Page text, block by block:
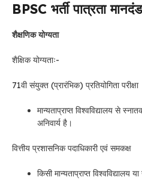
BPSC भर्तीपात्रता मानदंड
शैक्षणिक योग्यता
शैक्षिक योग्यताः-
71वी संयुक्त (प्रारंभिक) प्रतियोगिता परीक्षा
मान्यताप्राप्त विश्वविद्यालय से
अनिवार्य है।
वित्तीय प्रशासनिक पदाधिकारी एवं समकक्ष
किसी मान्यताप्राप्त